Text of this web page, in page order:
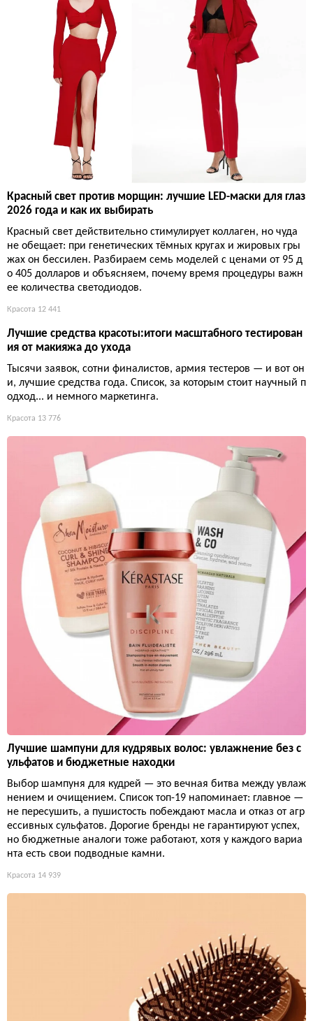
Красный свет против морщин: лучшие LED-маски для глаз
2026 года и как их выбирать
Красный свет действительно стимулирует коллаген, но чуда
не обещает: при генетических тёмных кругах и жировых гры
жах он бессилен. Разбираем семь моделей с ценами от 95 д
о 405 долларов и объясняем, почему время процедуры важн
ее количества светодиодов.
Красота 12 441
Лучшие средства красоты:итоги масштабного тестирован
ия от макияжа до ухода
Тысячи заявок, сотни финалистов, армия тестеров — и вот он
и, лучшие средства года. Список, за которым стоит научный п
одход... и немного маркетинга.
Красота 13 776
Лучшие шампуни для кудрявых волос: увлажнение без с
ульфатов и бюджетные находки
Выбор шампуня для кудрей — это вечная битва между увлаж
нением и очищением. Список топ-19 напоминает: главное —
не пересушить, а пушистость побеждают масла и отказ от агр
ессивных сульфатов. Дорогие бренды не гарантируют успех,
но бюджетные аналоги тоже работают, хотя у каждого вариа
нта есть свои подводные камни.
Красота 14 939